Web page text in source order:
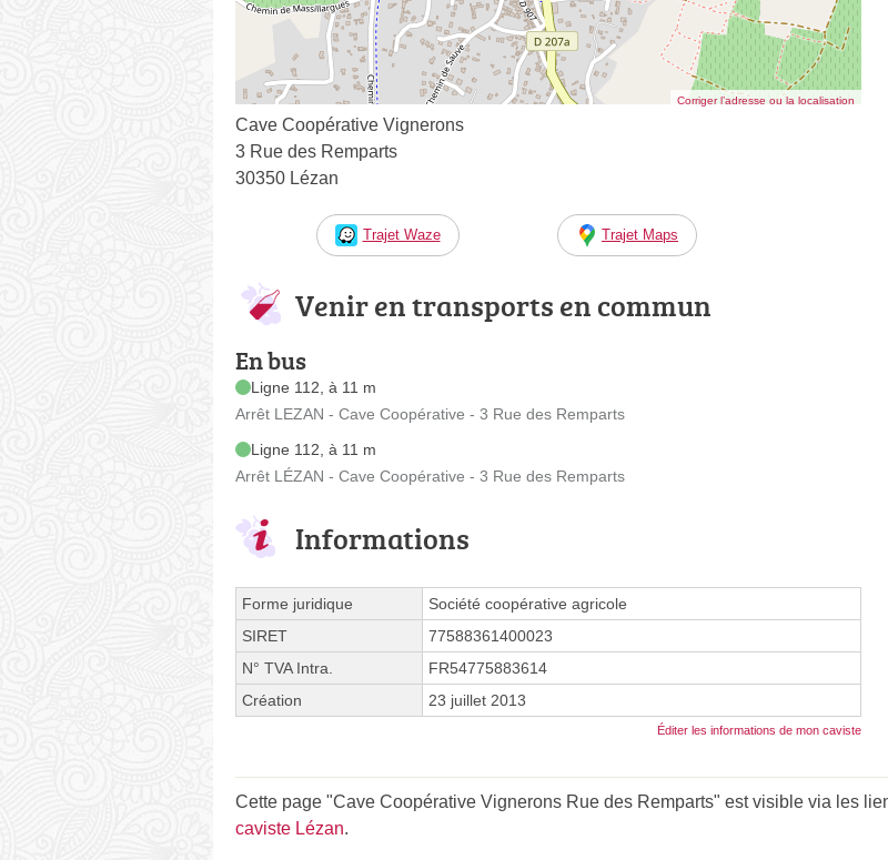
Corriger l’adresse ou la localisation
Cave Coopérative Vignerons
3 Rue des Remparts
30350 Lézan
Trajet Waze Trajet Maps
Venir en transports en commun
En bus
Ligne 112, à 11 m
Arrêt LEZAN - Cave Coopérative - 3 Rue des Remparts
Ligne 112, à 11 m
Arrêt LÉZAN - Cave Coopérative - 3 Rue des Remparts
Informations
Forme juridique
Société coopérative agricole
SIRET
77588361400023
N° TVA Intra.
FR54775883614
Création
23 juillet 2013
Éditer les informations de mon caviste
Cette page "Cave Coopérative Vignerons Rue des Remparts" est visible via les
caviste Lézan.